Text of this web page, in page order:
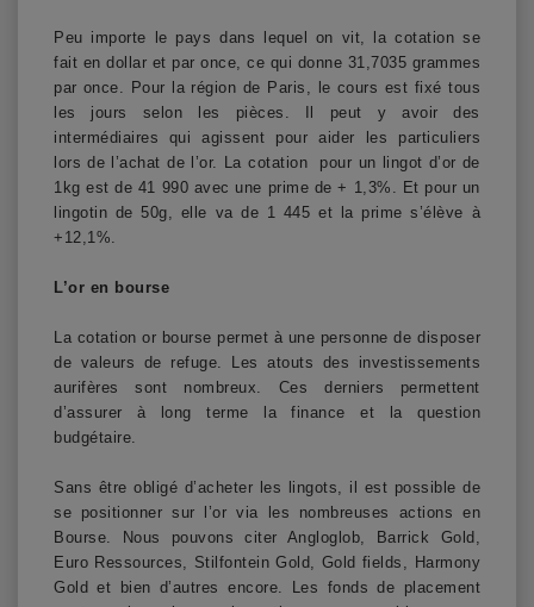
Peu importe le pays dans lequel on vit, la cotation se
fait en dollar et par once, ce qui donne 31,7035 grammes
par once. Pour la région de Paris, le cours est fixé tous
les jours selon les pièces. Il peut y avoir des
intermédiaires qui agissent pour aider les particuliers
lors de l’achat de l’or. La cotation pour un lingot d’or de
1kg est de 41 990 avec une prime de + 1,3%. Et pour un
lingotin de 50g, elle va de 1 445 et la prime s’élève à
+12,1%.
L’or en bourse
La cotation or bourse permet à une personne de disposer
de valeurs de refuge. Les atouts des investissements
aurifères sont nombreux. Ces derniers permettent
d’assurer à long terme la finance et la question
budgétaire.
Sans être obligé d’acheter les lingots, il est possible de
se positionner sur l’or via les nombreuses actions en
Bourse. Nous pouvons citer Angloglob, Barrick Gold,
Euro Ressources, Stilfontein Gold, Gold fields, Harmony
Gold et bien d’autres encore. Les fonds de placement